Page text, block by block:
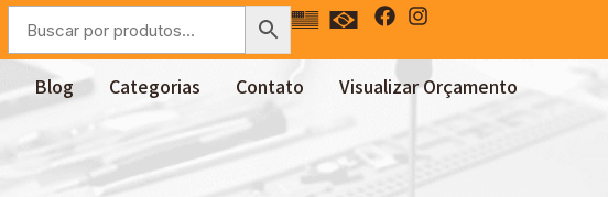
Blog Categorias Contato Visualizar Orçamento